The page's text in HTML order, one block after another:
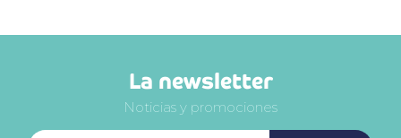
La newsletter
Noticias y promociones